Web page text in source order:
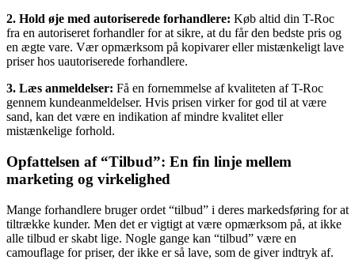
2. Hold øje med autoriserede forhandlere: Køb altid din T-Roc
fra en autoriseret forhandler for at sikre, at du får den bedste pris og
en ægte vare. Vær opmærksom på kopivarer eller mistænkeligt lave
priser hos uautoriserede forhandlere.
3. Læs anmeldelser: Få en fornemmelse af kvaliteten af T-Roc
gennem kundeanmeldelser. Hvis prisen virker for god til at være
sand, kan det være en indikation af mindre kvalitet eller
mistænkelige forhold.
Opfattelsen af “Tilbud”: En fin linje mellem
marketing og virkelighed
Mange forhandlere bruger ordet “tilbud” i deres markedsføring for at
tiltrække kunder. Men det er vigtigt at være opmærksom på, at ikke
alle tilbud er skabt lige. Nogle gange kan “tilbud” være en
camouflage for priser, der ikke er så lave, som de giver indtryk af.